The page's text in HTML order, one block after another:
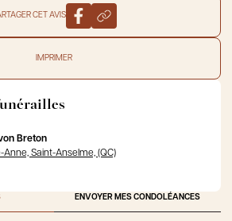
CET AVIS
IMPRIMER
Breton
Anne, Saint-Anselme, (QC)
ENVOYER MES CONDOLÉANCES